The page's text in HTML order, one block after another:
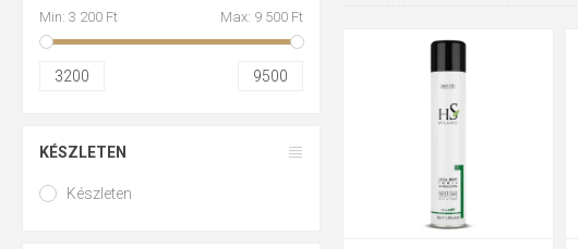
Min: 3 200 Ft Max: 9 500 Ft
3200 9500
KÉSZLETEN
Készleten